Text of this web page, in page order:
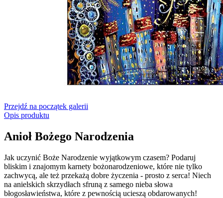
Przejdź na początek galerii
Opis produktu
Anioł Bożego Narodzenia
Jak uczynić Boże Narodzenie wyjątkowym czasem? Podaruj
bliskim i znajomym karnety bożonarodzeniowe, które nie tylko
zachwycą, ale też przekażą dobre życzenia - prosto z serca! Niech
na anielskich skrzydłach sfruną z samego nieba słowa
błogosławieństwa, które z pewnością ucieszą obdarowanych!